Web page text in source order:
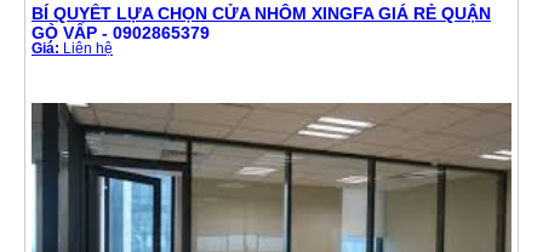
BÍ QUYẾT LỰA CHỌN CỬA NHÔM XINGFA GIÁ RẺ QUẬN
GÒ VẤP - 0902865379
Giá: Liên hệ